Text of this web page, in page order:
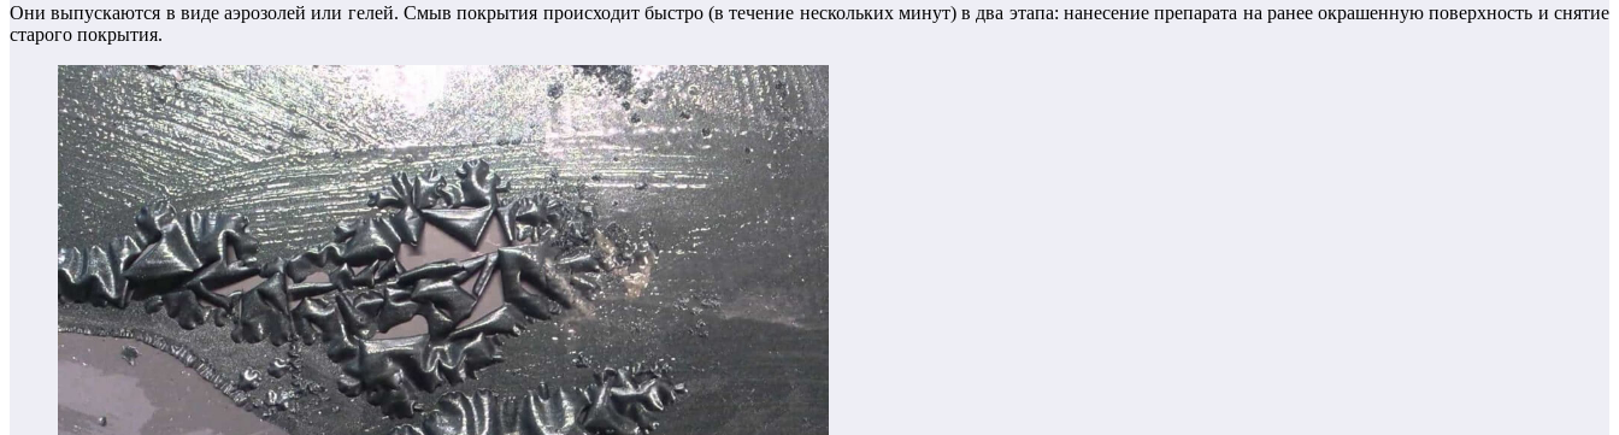
Они выпускаются в виде аэрозолей или гелей. Смыв покрытия происходит быстро (в течение нескольких минут) в два этапа: нанесение препарата на ранее окрашенную поверхность и снятие
старого покрытия.